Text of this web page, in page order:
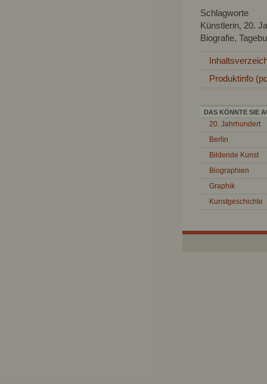
Schlagworte
Künstlerin, 20.
Biografie,
Produktinfo
DAS KÖNNTE SIE
20. Jahrhundert
Berlin
Bildende Kunst
Biographien
Graphik
Kunstgeschichte